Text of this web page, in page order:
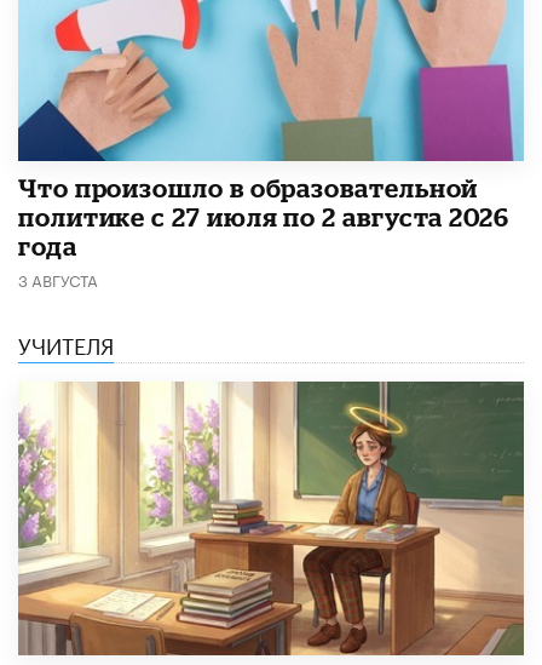
​Что произошло в образовательной
политике с 27 июля по 2 августа 2026
года
3 АВГУСТА
УЧИТЕЛЯ